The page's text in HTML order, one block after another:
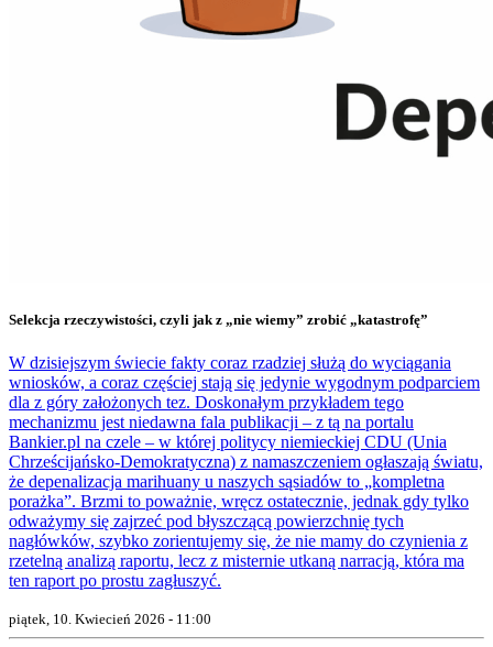
Selekcja rzeczywistości, czyli jak z „nie wiemy” zrobić „katastrofę”
W dzisiejszym świecie fakty coraz rzadziej służą do wyciągania
wniosków, a coraz częściej stają się jedynie wygodnym podparciem
dla z góry założonych tez. Doskonałym przykładem tego
mechanizmu jest niedawna fala publikacji – z tą na portalu
Bankier.pl na czele – w której politycy niemieckiej CDU (Unia
Chrześcijańsko-Demokratyczna) z namaszczeniem ogłaszają światu,
że depenalizacja marihuany u naszych sąsiadów to „kompletna
porażka”. Brzmi to poważnie, wręcz ostatecznie, jednak gdy tylko
odważymy się zajrzeć pod błyszczącą powierzchnię tych
nagłówków, szybko zorientujemy się, że nie mamy do czynienia z
rzetelną analizą raportu, lecz z misternie utkaną narracją, która ma
ten raport po prostu zagłuszyć.
piątek, 10. Kwiecień 2026 - 11:00